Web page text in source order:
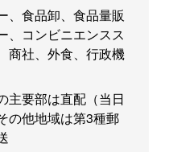
、食品卸、食品量販
、コンビニエンスス
商社、外食、行政機
主要部は直配（当日
の他地域は第3種郵